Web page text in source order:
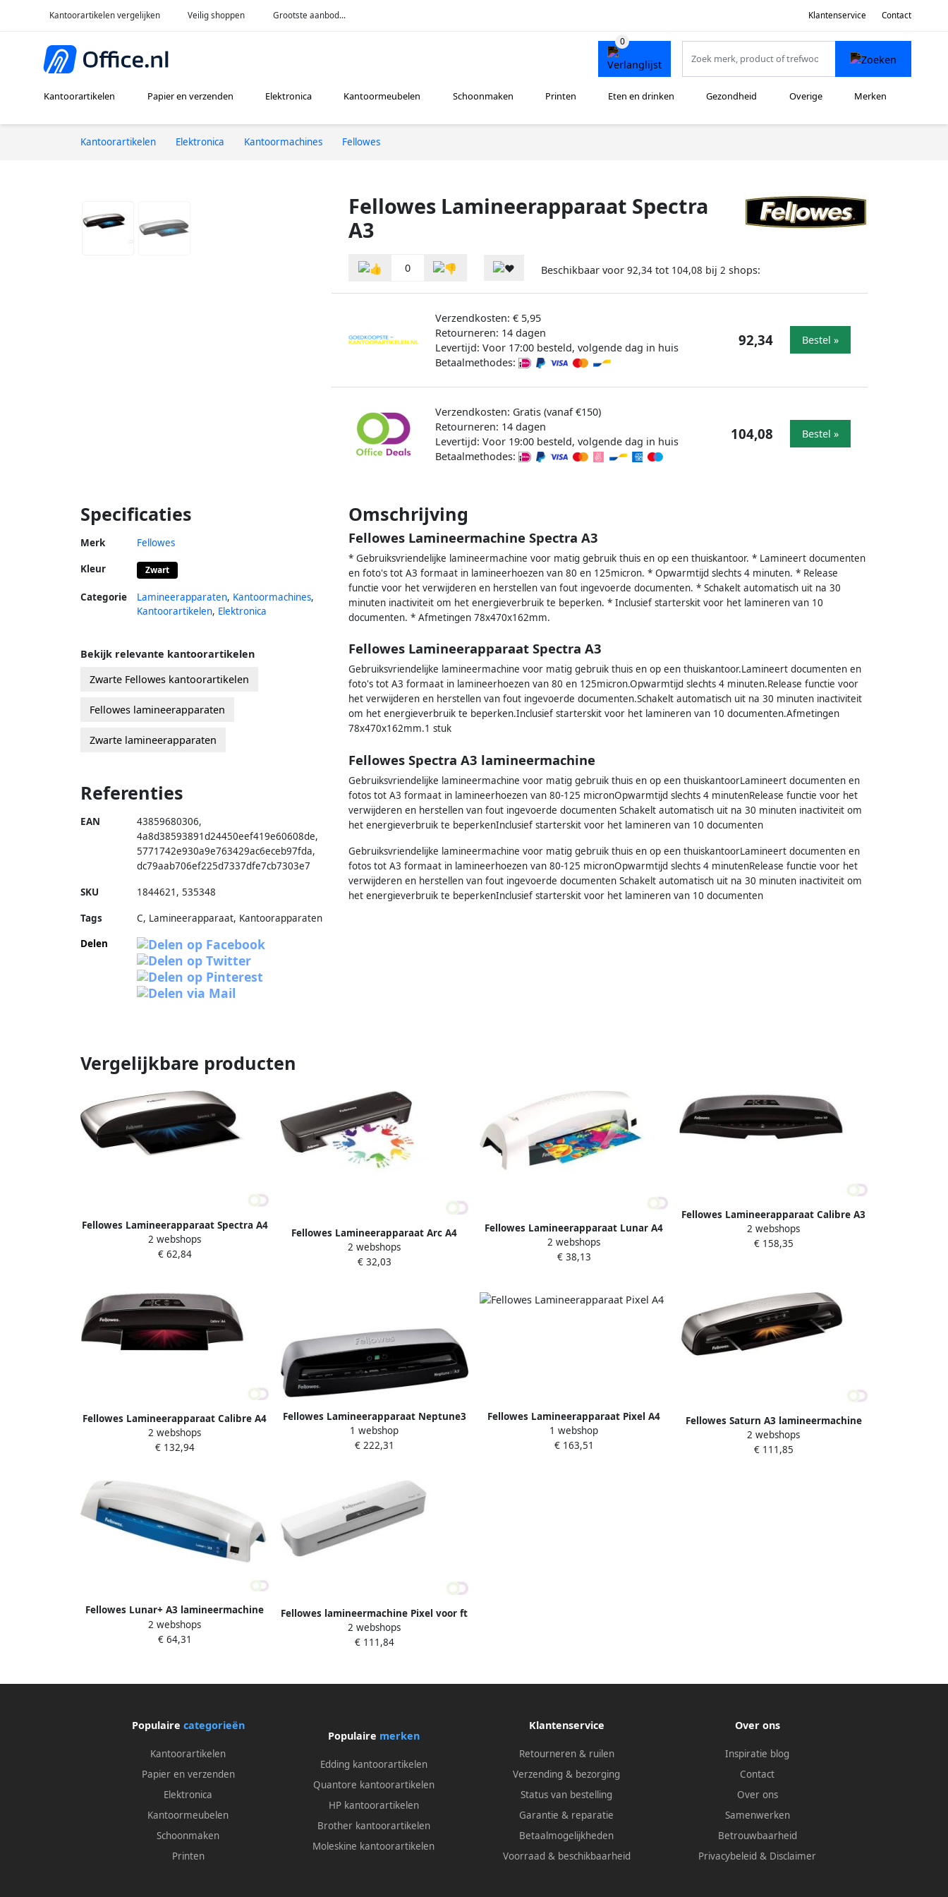
Kantoorartikelen vergelijken Veilig shoppen Grootste aanbod... Klantenservice Contact
Kantoorartikelen Papier en verzenden Elektronica Kantoormeubelen Schoonmaken Printen Eten en drinken Gezondheid Overige Merken
Kantoorartikelen Elektronica Kantoormachines Fellowes
Fellowes Lamineerapparaat Spectra
A3
0 Beschikbaar voor 92,34 tot 104,08 bij 2 shops:
Verzendkosten: € 5,95
Retourneren: 14 dagen
Levertijd: Voor 17:00 besteld, volgende dag in huis
Betaalmethodes:
92,34 Bestel »
Verzendkosten: Gratis (vanaf €150)
Retourneren: 14 dagen
Levertijd: Voor 19:00 besteld, volgende dag in huis
Betaalmethodes:
104,08 Bestel »
Specificaties
Merk Fellowes
Kleur Zwart
Categorie Lamineerapparaten, Kantoormachines,
Kantoorartikelen, Elektronica
Omschrijving
Fellowes Lamineermachine Spectra A3
* Gebruiksvriendelijke lamineermachine voor matig gebruik thuis en op een thuiskantoor. * Lamineert documenten
en foto's tot A3 formaat in lamineerhoezen van 80 en 125micron. * Opwarmtijd slechts 4 minuten. * Release
functie voor het verwijderen en herstellen van fout ingevoerde documenten. * Schakelt automatisch uit na 30
minuten inactiviteit om het energieverbruik te beperken. * Inclusief starterskit voor het lamineren van 10
documenten. * Afmetingen 78x470x162mm.
Fellowes Lamineerapparaat Spectra A3
Gebruiksvriendelijke lamineermachine voor matig gebruik thuis en op een thuiskantoor.Lamineert documenten en
foto's tot A3 formaat in lamineerhoezen van 80 en 125micron.Opwarmtijd slechts 4 minuten.Release functie voor
het verwijderen en herstellen van fout ingevoerde documenten.Schakelt automatisch uit na 30 minuten inactiviteit
om het energieverbruik te beperken.Inclusief starterskit voor het lamineren van 10 documenten.Afmetingen
78x470x162mm.1 stuk
Fellowes Spectra A3 lamineermachine
Gebruiksvriendelijke lamineermachine voor matig gebruik thuis en op een thuiskantoorLamineert documenten en
fotos tot A3 formaat in lamineerhoezen van 80-125 micronOpwarmtijd slechts 4 minutenRelease functie voor het
verwijderen en herstellen van fout ingevoerde documenten Schakelt automatisch uit na 30 minuten inactiviteit om
het energieverbruik te beperkenInclusief starterskit voor het lamineren van 10 documenten
Gebruiksvriendelijke lamineermachine voor matig gebruik thuis en op een thuiskantoorLamineert documenten en
fotos tot A3 formaat in lamineerhoezen van 80-125 micronOpwarmtijd slechts 4 minutenRelease functie voor het
verwijderen en herstellen van fout ingevoerde documenten Schakelt automatisch uit na 30 minuten inactiviteit om
het energieverbruik te beperkenInclusief starterskit voor het lamineren van 10 documenten
Bekijk relevante kantoorartikelen
Zwarte Fellowes kantoorartikelen
Fellowes lamineerapparaten
Zwarte lamineerapparaten
Referenties
EAN 43859680306,
4a8d38593891d24450eef419e60608de,
5771742e930a9e763429ac6eceb97fda,
dc79aab706ef225d7337dfe7cb7303e7
SKU 1844621 , 535348
Tags
C, Lamineerapparaat, Kantoorapparaten
Delen
Vergelijkbare producten
Fellowes Lamineerapparaat Spectra A4
2 webshops
€ 62,84
Fellowes Lamineerapparaat Arc A4
2 webshops
€ 32,03
Fellowes Lamineerapparaat Lunar A4
2 webshops
€ 38,13
Fellowes Lamineerapparaat Calibre A3
2 webshops
€ 158,35
Fellowes Lamineerapparaat Calibre A4
2 webshops
€ 132,94
Fellowes Lamineerapparaat Neptune3
A3
1 webshop
€ 222,31
Fellowes Lamineerapparaat Pixel A4
1 webshop
€ 163,51
Fellowes Saturn A3 lamineermachine
ideaal voor klein kantoor
2 webshops
€ 111,85
Fellowes Lunar+ A3 lamineermachine
(blauw)
2 webshops
€ 64,31
Fellowes lamineermachine Pixel voor ft
A3
2 webshops
€ 111,84
Populaire categorieën
Kantoorartikelen
Papier en verzenden
Elektronica
Kantoormeubelen
Schoonmaken
Printen
Populaire merken
Edding kantoorartikelen
Quantore kantoorartikelen
HP kantoorartikelen
Brother kantoorartikelen
Moleskine kantoorartikelen
Klantenservice
Retourneren & ruilen
Verzending & bezorging
Status van bestelling
Garantie & reparatie
Betaalmogelijkheden
Voorraad & beschikbaarheid
Over ons
Inspiratie blog
Contact
Over ons
Samenwerken
Betrouwbaarheid
Privacybeleid & Disclaimer